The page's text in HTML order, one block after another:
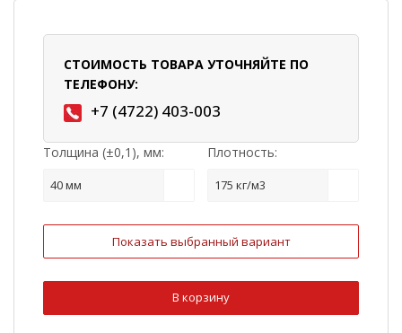
СТОИМОСТЬ ТОВАРА УТОЧНЯЙТЕ ПО
ТЕЛЕФОНУ:
+7 (4722) 403-003
Толщина (±0,1), мм:
40 мм
Плотность:
175 кг/м3
Показать выбранный вариант
В корзину